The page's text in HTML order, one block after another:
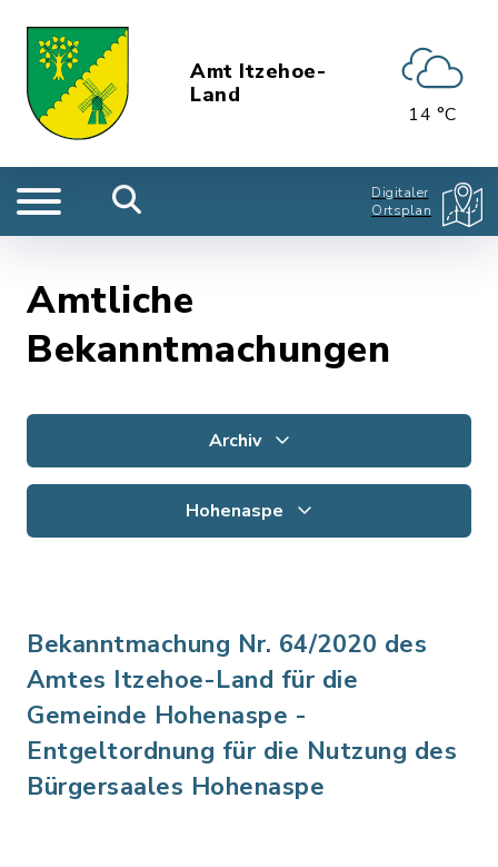
Amt Itzehoe-
Land
14 °C
Digitaler
Ortsplan
Amtliche
Bekanntmachungen
Archiv
Hohenaspe
Bekanntmachung Nr. 64/2020 des
Amtes Itzehoe-Land für die
Gemeinde Hohenaspe -
Entgeltordnung für die Nutzung des
Bürgersaales Hohenaspe